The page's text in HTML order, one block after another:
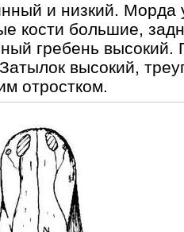
и низкий. Морда
кости большие,
гребень высокий.
высокий,
отростком.